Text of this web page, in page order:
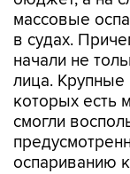
массовые
в судах.
начали не
лица. Крупные
которых есть
смогли
оспариванию